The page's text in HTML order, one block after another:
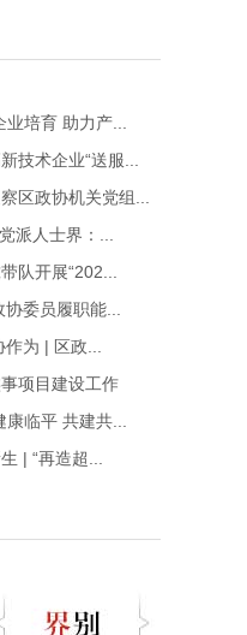
培育 助力产...
技术企业“送服...
区政协机关党组...
派人士界：...
队开展“202...
委员履职能...
为 | 区政...
项目建设工作
临平 共建共...
| “再造超...